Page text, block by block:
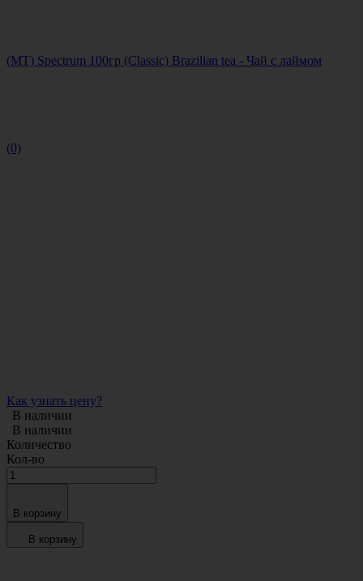
(MT) Spectrum 100гр (Classic) Brazilian tea - Чай с лаймом
(0)
Как узнать цену?
В наличии
В наличии
Количество
Кол-во
В корзину
В корзину